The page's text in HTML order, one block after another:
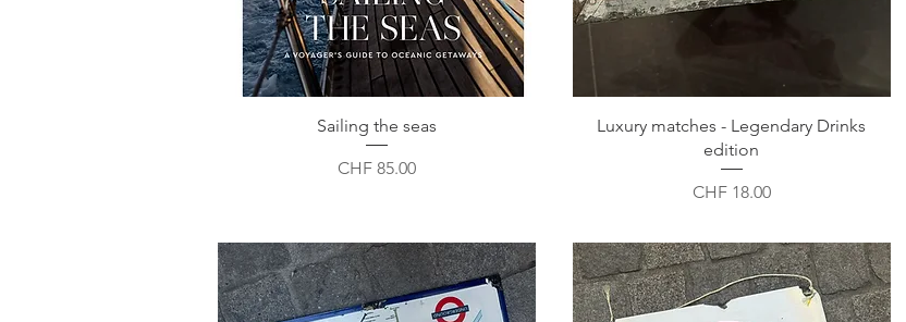
Sailing the seas
Preis
CHF 85.00
Luxury matches - Legendary Drinks
edition
Preis
CHF 18.00